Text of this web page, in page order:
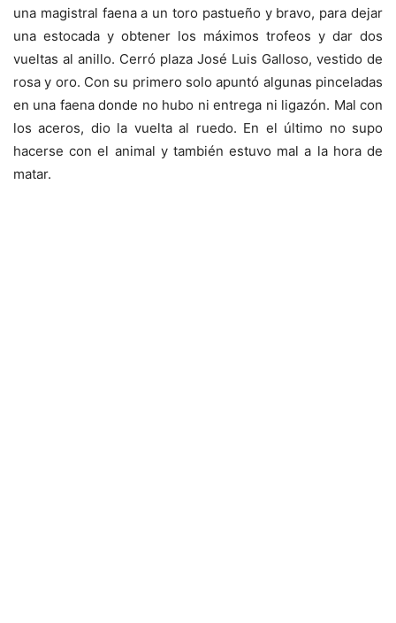
una magistral faena a un toro pastueño y bravo, para dejar
una estocada y obtener los máximos trofeos y dar dos
vueltas al anillo. Cerró plaza José Luis Galloso, vestido de
rosa y oro. Con su primero solo apuntó algunas pinceladas
en una faena donde no hubo ni entrega ni ligazón. Mal con
los aceros, dio la vuelta al ruedo. En el último no supo
hacerse con el animal y también estuvo mal a la hora de
matar.